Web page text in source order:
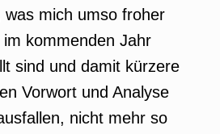
was mich umso froher
kommenden Jahr
sind und damit kürzere
Vorwort und Analyse
nicht mehr so